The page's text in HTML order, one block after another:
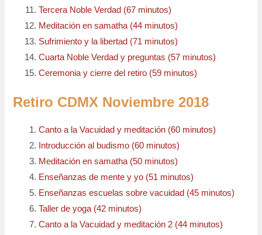
Tercera Noble Verdad (67 minutos)
Meditación en samatha (44 minutos)
Sufrimiento y la libertad (71 minutos)
Cuarta Noble Verdad y preguntas (57 minutos)
Ceremonia y cierre del retiro (59 minutos)
Retiro CDMX Noviembre 2018
Canto a la Vacuidad y meditación (60 minutos)
Introducción al budismo (60 minutos)
Meditación en samatha (50 minutos)
Enseñanzas de mente y yo (51 minutos)
Enseñanzas escuelas sobre vacuidad (45 minutos)
Taller de yoga (42 minutos)
Canto a la Vacuidad y meditación 2 (44 minutos)